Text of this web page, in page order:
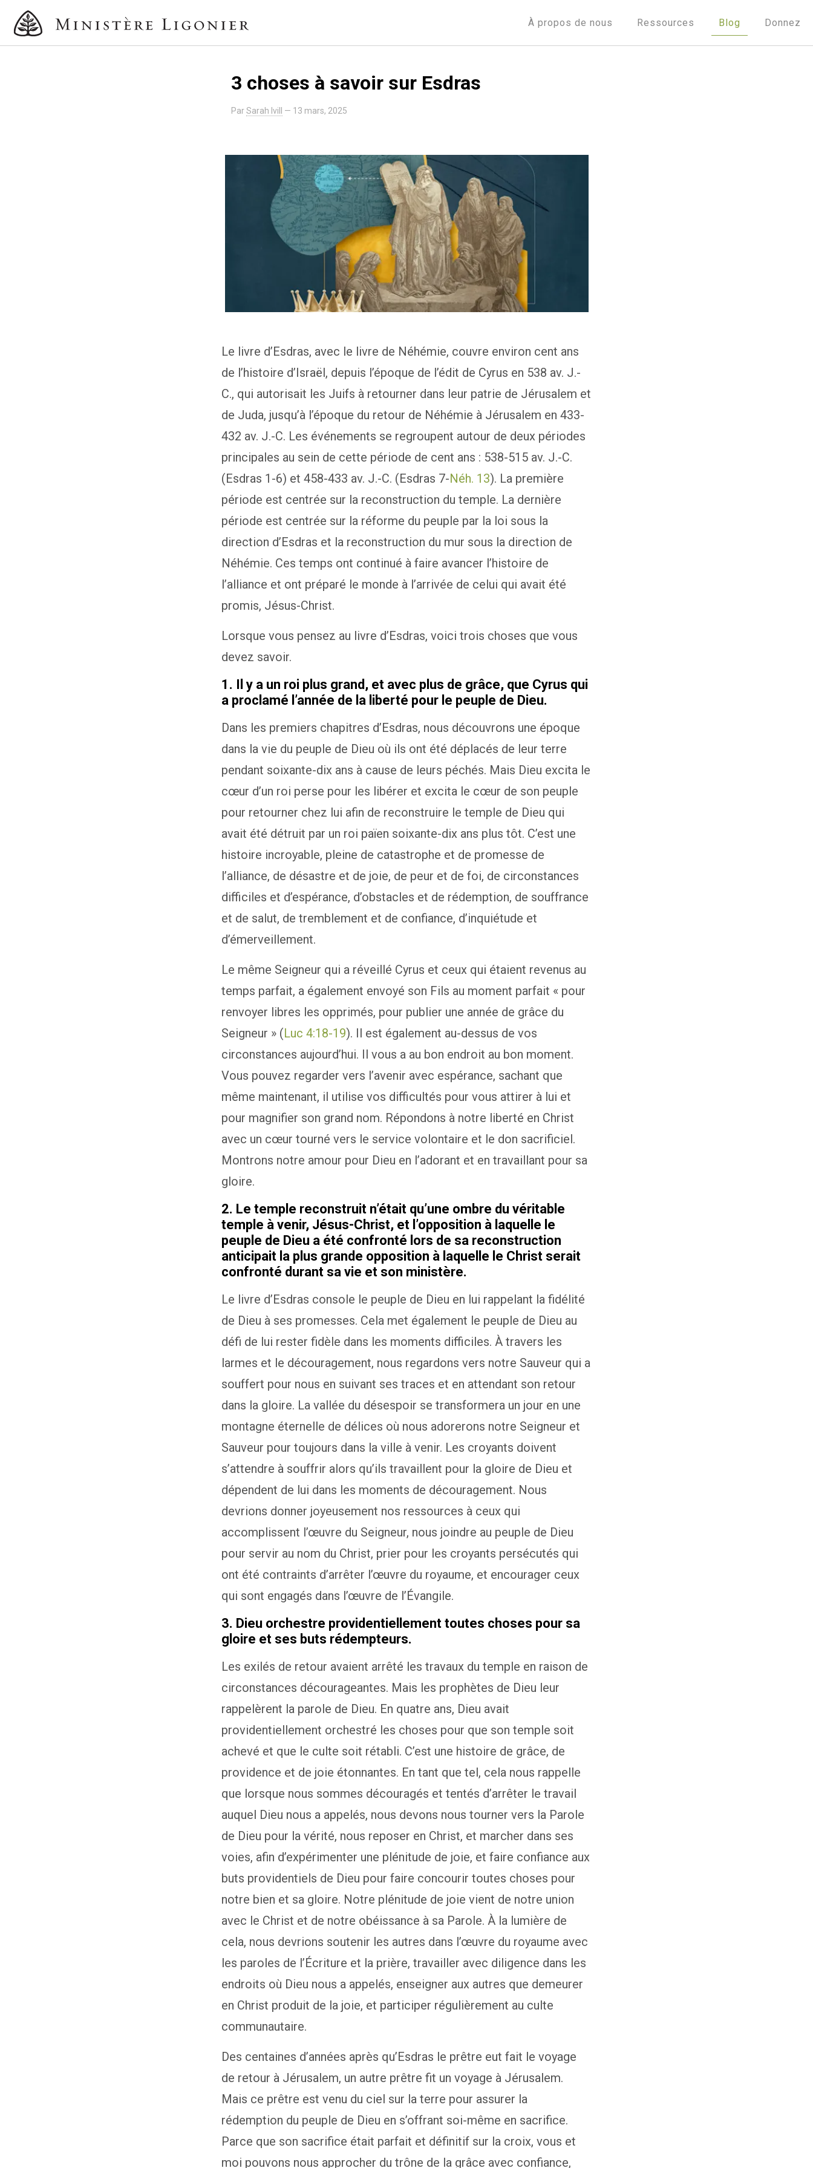
À propos de nous Ressources Blog Donnez
3 choses à savoir sur Esdras
Par Sarah Ivill — 13 mars, 2025
Le livre d’Esdras, avec le livre de Néhémie, couvre environ cent ans
de l’histoire d’Israël, depuis l’époque de l’édit de Cyrus en 538 av. J.-
C., qui autorisait les Juifs à retourner dans leur patrie de Jérusalem et
de Juda, jusqu’à l’époque du retour de Néhémie à Jérusalem en 433-
432 av. J.-C. Les événements se regroupent autour de deux périodes
principales au sein de cette période de cent ans : 538-515 av. J.-C.
(Esdras 1-6) et 458-433 av. J.-C. (Esdras 7-Néh. 13). La première
période est centrée sur la reconstruction du temple. La dernière
période est centrée sur la réforme du peuple par la loi sous la
direction d’Esdras et la reconstruction du mur sous la direction de
Néhémie. Ces temps ont continué à faire avancer l’histoire de
l’alliance et ont préparé le monde à l’arrivée de celui qui avait été
promis, Jésus-Christ.
Lorsque vous pensez au livre d’Esdras, voici trois choses que vous
devez savoir.
1. Il y a un roi plus grand, et avec plus de grâce, que Cyrus qui
a proclamé l’année de la liberté pour le peuple de Dieu.
Dans les premiers chapitres d’Esdras, nous découvrons une époque
dans la vie du peuple de Dieu où ils ont été déplacés de leur terre
pendant soixante-dix ans à cause de leurs péchés. Mais Dieu excita le
cœur d’un roi perse pour les libérer et excita le cœur de son peuple
pour retourner chez lui afin de reconstruire le temple de Dieu qui
avait été détruit par un roi païen soixante-dix ans plus tôt. C’est une
histoire incroyable, pleine de catastrophe et de promesse de
l’alliance, de désastre et de joie, de peur et de foi, de circonstances
difficiles et d’espérance, d’obstacles et de rédemption, de souffrance
et de salut, de tremblement et de confiance, d’inquiétude et
d’émerveillement.
Le même Seigneur qui a réveillé Cyrus et ceux qui étaient revenus au
temps parfait, a également envoyé son Fils au moment parfait « pour
renvoyer libres les opprimés, pour publier une année de grâce du
Seigneur » (Luc 4:18-19). Il est également au-dessus de vos
circonstances aujourd’hui. Il vous a au bon endroit au bon moment.
Vous pouvez regarder vers l’avenir avec espérance, sachant que
même maintenant, il utilise vos difficultés pour vous attirer à lui et
pour magnifier son grand nom. Répondons à notre liberté en Christ
avec un cœur tourné vers le service volontaire et le don sacrificiel.
Montrons notre amour pour Dieu en l’adorant et en travaillant pour sa
gloire.
2. Le temple reconstruit n’était qu’une ombre du véritable
temple à venir, Jésus-Christ, et l’opposition à laquelle le
peuple de Dieu a été confronté lors de sa reconstruction
anticipait la plus grande opposition à laquelle le Christ serait
confronté durant sa vie et son ministère.
Le livre d’Esdras console le peuple de Dieu en lui rappelant la fidélité
de Dieu à ses promesses. Cela met également le peuple de Dieu au
défi de lui rester fidèle dans les moments difficiles. À travers les
larmes et le découragement, nous regardons vers notre Sauveur qui a
souffert pour nous en suivant ses traces et en attendant son retour
dans la gloire. La vallée du désespoir se transformera un jour en une
montagne éternelle de délices où nous adorerons notre Seigneur et
Sauveur pour toujours dans la ville à venir. Les croyants doivent
s’attendre à souffrir alors qu’ils travaillent pour la gloire de Dieu et
dépendent de lui dans les moments de découragement. Nous
devrions donner joyeusement nos ressources à ceux qui
accomplissent l’œuvre du Seigneur, nous joindre au peuple de Dieu
pour servir au nom du Christ, prier pour les croyants persécutés qui
ont été contraints d’arrêter l’œuvre du royaume, et encourager ceux
qui sont engagés dans l’œuvre de l’Évangile.
3. Dieu orchestre providentiellement toutes choses pour sa
gloire et ses buts rédempteurs.
Les exilés de retour avaient arrêté les travaux du temple en raison de
circonstances décourageantes. Mais les prophètes de Dieu leur
rappelèrent la parole de Dieu. En quatre ans, Dieu avait
providentiellement orchestré les choses pour que son temple soit
achevé et que le culte soit rétabli. C’est une histoire de grâce, de
providence et de joie étonnantes. En tant que tel, cela nous rappelle
que lorsque nous sommes découragés et tentés d’arrêter le travail
auquel Dieu nous a appelés, nous devons nous tourner vers la Parole
de Dieu pour la vérité, nous reposer en Christ, et marcher dans ses
voies, afin d’expérimenter une plénitude de joie, et faire confiance aux
buts providentiels de Dieu pour faire concourir toutes choses pour
notre bien et sa gloire. Notre plénitude de joie vient de notre union
avec le Christ et de notre obéissance à sa Parole. À la lumière de
cela, nous devrions soutenir les autres dans l’œuvre du royaume avec
les paroles de l’Écriture et la prière, travailler avec diligence dans les
endroits où Dieu nous a appelés, enseigner aux autres que demeurer
en Christ produit de la joie, et participer régulièrement au culte
communautaire.
Des centaines d’années après qu’Esdras le prêtre eut fait le voyage
de retour à Jérusalem, un autre prêtre fit un voyage à Jérusalem.
Mais ce prêtre est venu du ciel sur la terre pour assurer la
rédemption du peuple de Dieu en s’offrant soi-même en sacrifice.
Parce que son sacrifice était parfait et définitif sur la croix, vous et
moi pouvons nous approcher du trône de la grâce avec confiance,